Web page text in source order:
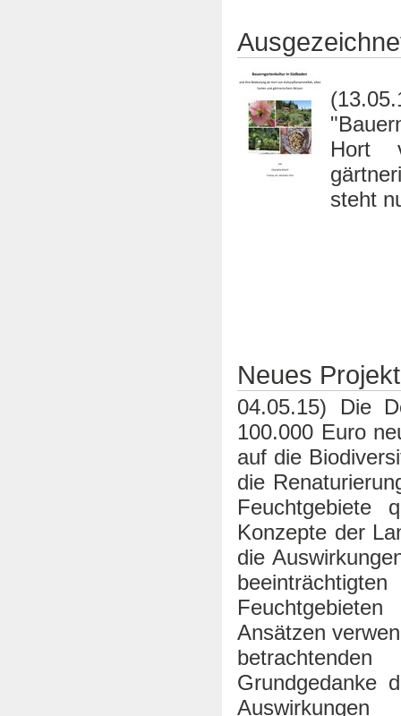
Hort
steht
Neues
04.05.15) Die
100.000 Euro
auf die
die
Feuchtgebiete
Konzepte der
die
Ansätzen
Grundgedanke